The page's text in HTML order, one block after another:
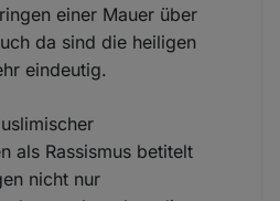
einer Mauer über
da sind die heiligen
eindeutig.
als Rassismus betitelt
nicht nur